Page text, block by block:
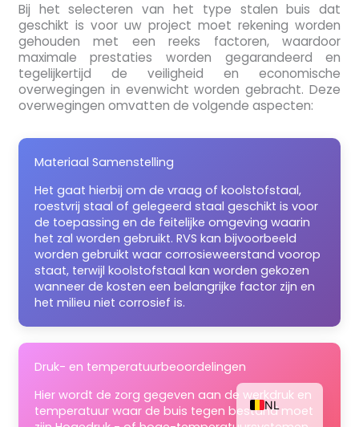
Bij het selecteren van het type stalen buis dat
geschikt is voor uw project moet rekening worden
gehouden met een reeks factoren, waardoor
maximale prestaties worden gegarandeerd en
tegelijkertijd de veiligheid en economische
overwegingen in evenwicht worden gebracht. Deze
overwegingen omvatten de volgende aspecten:
Materiaal Samenstelling
Het gaat hierbij om de vraag of koolstofstaal,
roestvrij staal of gelegeerd staal geschikt is voor
de toepassing en de feitelijke omgeving waarin
het zal worden gebruikt. RVS kan bijvoorbeeld
worden gebruikt waar corrosieweerstand voorop
staat, terwijl koolstofstaal kan worden gekozen
wanneer de kosten een belangrijke factor zijn en
het milieu niet corrosief is.
Druk- en temperatuurbeoordelingen
Hier wordt de zorg gegeven aan de werkdruk en
temperatuur waar de buis tegen bestand moet
NL
FR
JA
KO
PT
RU
ZH_TW